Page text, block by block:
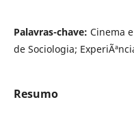
Palavras-chave: Cinema
de Sociologia;
Resumo